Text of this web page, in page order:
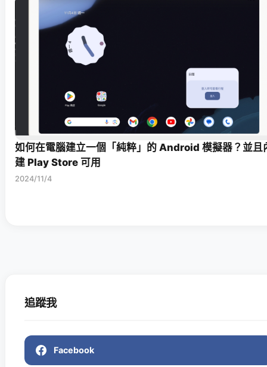
如何在電腦建立一個「純粹」的 Android 模擬器？並且
建 Play Store 可用
2024/11/4
追蹤我
Facebook